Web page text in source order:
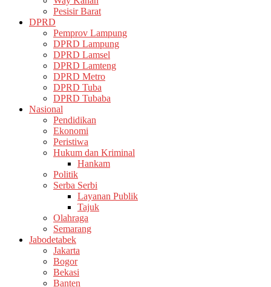
Pesisir Barat
DPRD
Pemprov Lampung
DPRD Lampung
DPRD Lamsel
DPRD Lamteng
DPRD Metro
DPRD Tuba
DPRD Tubaba
Nasional
Pendidikan
Ekonomi
Peristiwa
Hukum dan Kriminal
Hankam
Politik
Serba Serbi
Layanan Publik
Tajuk
Olahraga
Semarang
Jabodetabek
Jakarta
Bogor
Bekasi
Banten